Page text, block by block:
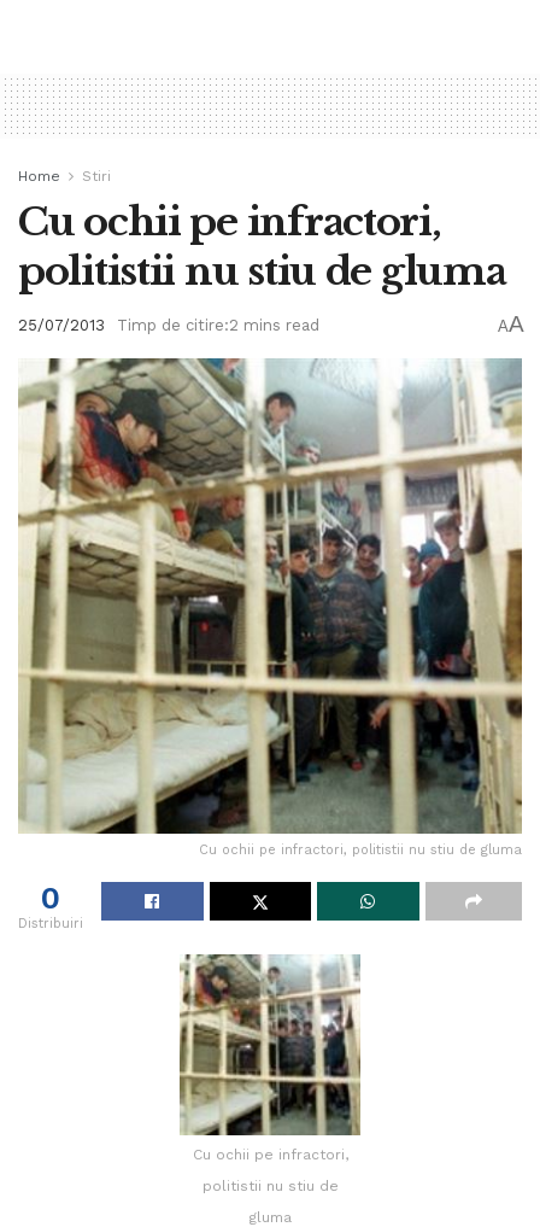
Home Stiri
Cu ochii pe infractori,
politistii nu stiu de gluma
25/07/2013 Timp de citire:2 mins read AA
Cu ochii pe infractori, politistii nu stiu de gluma
0
Distribuiri
Cu ochii pe infractori,
politistii nu stiu de
gluma